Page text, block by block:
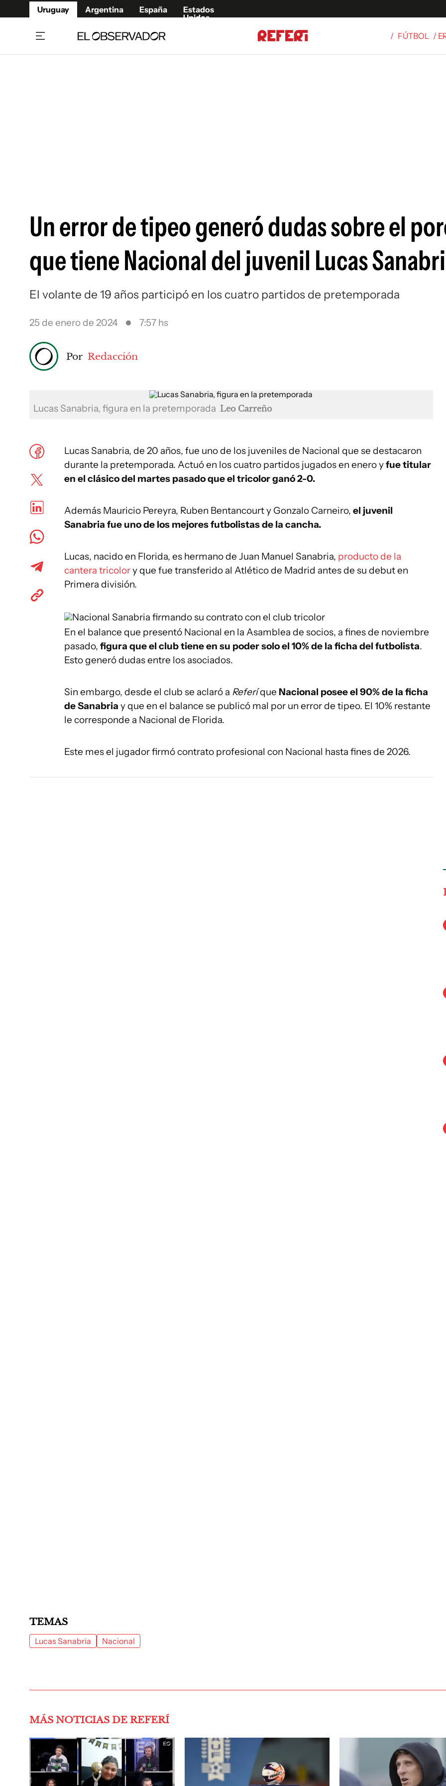
Uruguay Argentina España
Estados
Unidos
/ FÚTBOL /
Un error de tipeo generó dudas sobre el
que tiene Nacional del juvenil Lucas
El volante de 19 años participó en los cuatro partidos de pretemporada
25 de enero de 2024 7:57 hs
Por Redacción
Lucas Sanabria, figura en la pretemporada Leo Carreño
Lucas Sanabria, de 20 años, fue uno de los juveniles de Nacional que se destacaron
durante la pretemporada. Actuó en los cuatro partidos jugados en enero yfue titular
en el clásico del martes pasado que el tricolor ganó 2-0.
Además Mauricio Pereyra, Ruben Bentancourt y Gonzalo Carneiro, el juvenil
Sanabria fue uno de los mejores futbolistas de la cancha.
Lucas, nacido en Florida, es hermano de Juan Manuel Sanabria, producto de la
cantera tricolory que fue transferido al Atlético de Madrid antes de su debut en
Primera división.
Nacional Sanabria firmando su contrato con el club tricolor
En el balance que presentó Nacional en la Asamblea de socios, a fines de noviembre
pasado, figura que el club tiene en su poder solo el 10% de la ficha del futbolista.
Esto generó dudas entre los asociados.
Sin embargo, desde el club se aclaró a Referíque Nacional posee el 90% de la ficha
de Sanabria y que en el balance se publicó mal por un error de tipeo. El 10% restante
le corresponde a Nacional de Florida.
Este mes el jugador firmó contrato profesional con Nacional hasta fines de 2026.
TEMAS
Lucas Sanabria Nacional
MÁS NOTICIAS DE REFERÍ